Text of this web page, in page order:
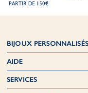
PARTIR DE 150€
BIJOUX PERSONNALISÉS
AIDE
SERVICES